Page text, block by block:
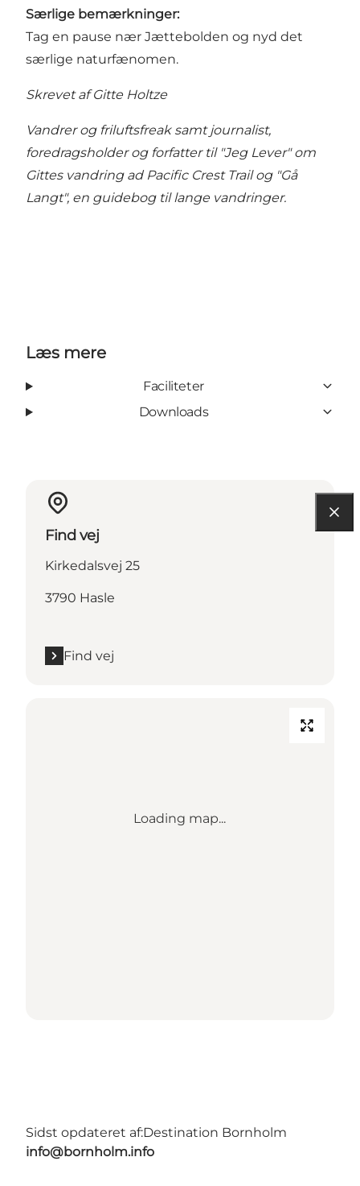
Særlige bemærkninger:
Tag en pause nær Jættebolden og nyd det
særlige naturfænomen.
Skrevet af Gitte Holtze
Vandrer og friluftsfreak samt journalist,
foredragsholder og forfatter til "Jeg Lever" om
Gittes vandring ad Pacific Crest Trail og "Gå
Langt", en guidebog til lange vandringer.
Læs mere
Faciliteter
Downloads
Find vej
Kirkedalsvej 25
3790 Hasle
Find vej
Loading map...
Sidst opdateret af:Destination Bornholm
info@bornholm.info